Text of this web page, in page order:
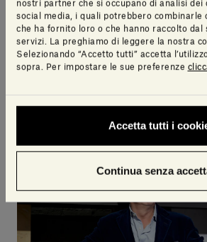
nostri partner che si occupano di analisi dei
social media, i quali potrebbero combinarle
che ha fornito loro o che hanno raccolto dal
servizi. La preghiamo di leggere la nostra
Selezionando “Accetto tutti” accetta
sopra. Per impostare le sue preferenze
Accetta tutti i
Continua senza
Storie